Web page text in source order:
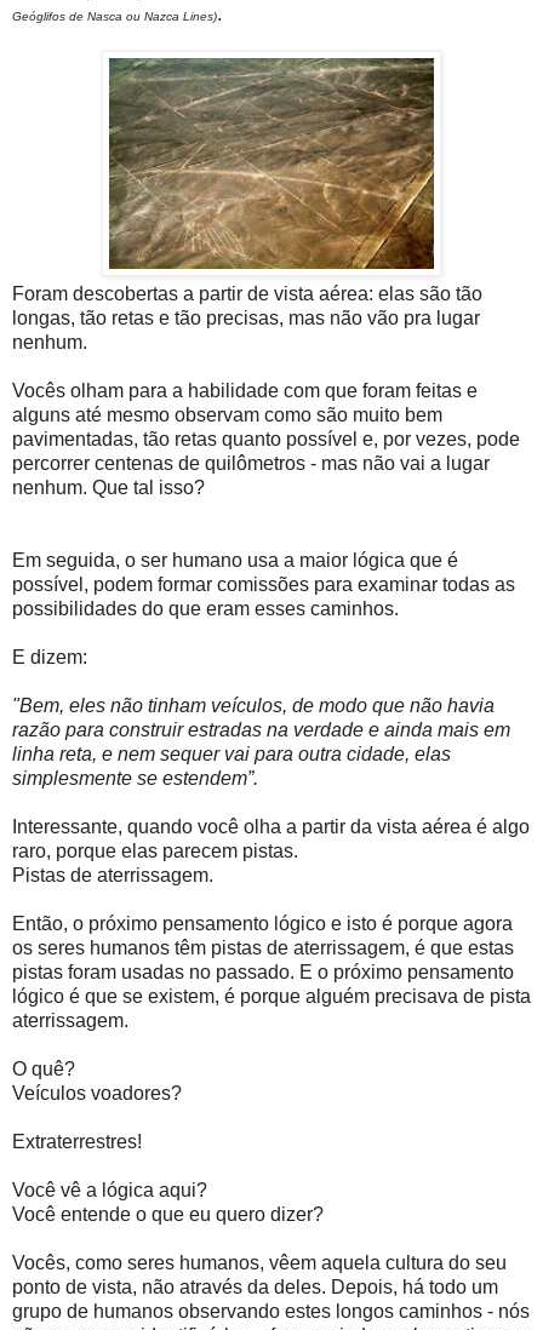
Geóglifos de Nasca ou Nazca Lines).
Foram descobertas a partir de vista aérea: elas são tão
longas, tão retas e tão precisas, mas não vão pra lugar
nenhum.
Vocês olham para a habilidade com que foram feitas e
alguns até mesmo observam como são muito bem
pavimentadas, tão retas quanto possível e, por vezes, pode
percorrer centenas de quilômetros - mas não vai a lugar
nenhum. Que tal isso?
Em seguida, o ser humano usa a maior lógica que é
possível, podem formar comissões para examinar todas as
possibilidades do que eram esses caminhos.
E dizem:
"Bem, eles não tinham veículos, de modo que não havia
razão para construir estradas na verdade e ainda mais em
linha reta, e nem sequer vai para outra cidade, elas
simplesmente se estendem”.
Interessante, quando você olha a partir da vista aérea é algo
raro, porque elas parecem pistas.
Pistas de aterrissagem.
Então, o próximo pensamento lógico e isto é porque agora
os seres humanos têm pistas de aterrissagem, é que estas
pistas foram usadas no passado. E o próximo pensamento
lógico é que se existem, é porque alguém precisava de pista
aterrissagem.
O quê?
Veículos voadores?
Extraterrestres!
Você vê a lógica aqui?
Você entende o que eu quero dizer?
Vocês, como seres humanos, vêem aquela cultura do seu
ponto de vista, não através da deles. Depois, há todo um
grupo de humanos observando estes longos caminhos - nós